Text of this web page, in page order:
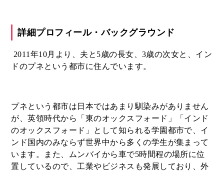
詳細プロフィール・バックグラウンド
2011年10月より、夫と5歳の長女、3歳の次女と、イン
ドのプネという都市に住んでいます。
プネという都市は日本ではあまり馴染みがありません
が、英領時代から「東のオックスフォード」「インド
のオックスフォード」として知られる学園都市で、イ
ンド国内のみならず世界中から多くの学生が集まって
います。また、ムンバイから車で5時間程の場所に位
置しているので、工業やビジネスも発展しており、外